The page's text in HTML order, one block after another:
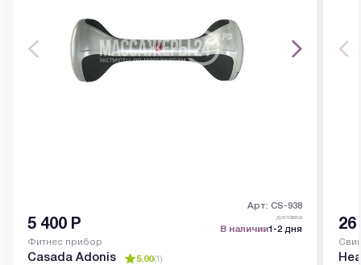
Арт: CS-938
5 400 Р доставка
В наличии1-2 дня
Фитнес прибор
Casada Adonis 5.00(1)
26